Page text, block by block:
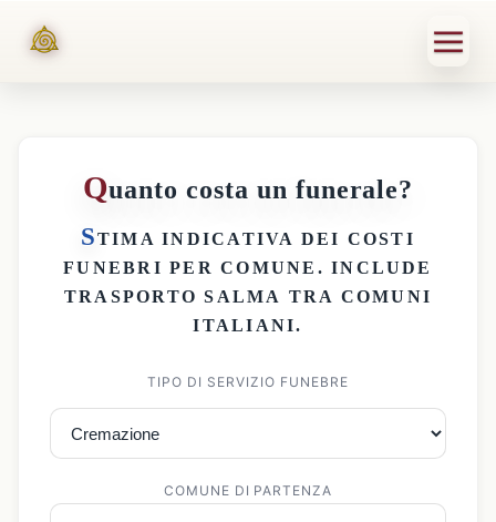
Quanto costa un funerale?
STIMA INDICATIVA DEI COSTI
FUNEBRI PER COMUNE . INCLUDE
TRASPORTO SALMA TRA COMUNI
ITALIANI.
TIPO DI SERVIZIO FUNEBRE
COMUNE DI PARTENZA